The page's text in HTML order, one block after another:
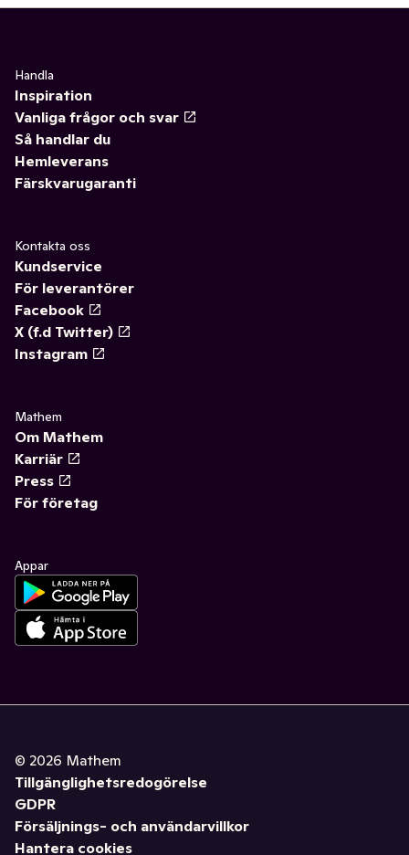
Handla
Inspiration
Vanliga frågor och svar
Så handlar du
Hemleverans
Färskvarugaranti
Kontakta oss
Kundservice
För leverantörer
Facebook
X (f.d Twitter)
Instagram
Mathem
Om Mathem
Karriär
Press
För företag
Appar
© 2026 Mathem
Tillgänglighetsredogörelse
GDPR
Försäljnings- och användarvillkor
Hantera cookies